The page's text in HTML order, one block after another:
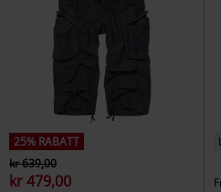
25% RABATT
kr 639,00
kr 479,00